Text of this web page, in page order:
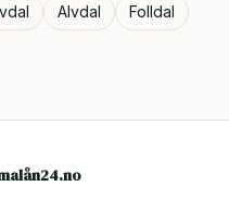
Alvdal
Folldal